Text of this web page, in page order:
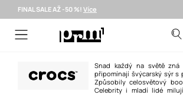
FINAL SALE AŽ -50 %! Více
Snad každý na světě zná
připomínají švýcarský sýr s
Způsobily celosvětový
Celebrity i mladí lidé